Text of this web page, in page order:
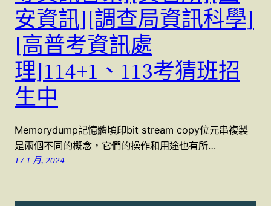
安資訊][調查局資訊科學]
[高普考資訊處
理]114+1、113考猜班招
生中
Memorydump記憶體頃印bit stream copy位元串複製
是兩個不同的概念，它們的操作和用途也有所…
17 1 月, 2024